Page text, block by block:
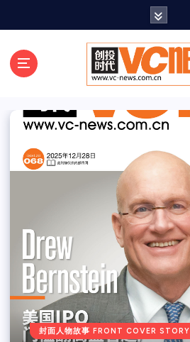
封面人物故事 FRONT COVER STORY
封面人物故事 FRONT COVER STORY
封面人物故事 FRONT COVER STORY
封面人物故事 FRONT COVER STORY
封面人物故事 FRONT COVER STORY
封面人物故事 FRONT COVER STORY
封面人物故事 FRONT COVER STORY
封面人物故事 FRONT COVER STORY
封面人物故事 FRONT COVER STORY
封面人物故事 FRONT COVER STORY
封面人物故事 FRONT COVER STORY
封面人物故事 FRONT COVER STORY
封面人物故事 FRONT COVER STORY
封面人物故事 FRONT COVER STORY
封面人物故事 FRONT COVER STORY
封面人物故事 FRONT COVER STORY
封面人物故事 FRONT COVER STORY
封面人物故事 FRONT COVER STORY
封面人物故事 FRONT COVER STORY
封面人物故事 FRONT COVER STORY
封面人物故事 FRONT COVER STORY
封面人物故事 FRONT COVER STORY
封面人物故事 FRONT COVER STORY
封面人物故事 FRONT COVER STORY
封面人物故事 FRONT COVER STORY
封面人物故事 FRONT COVER STORY
封面人物故事 FRONT COVER STORY
封面人物故事 FRONT COVER STORY
封面人物故事 FRONT COVER STORY
封面人物故事 FRONT COVER STORY
封面人物故事 FRONT COVER STORY
封面人物故事 FRONT COVER STORY
封面人物故事 FRONT COVER STORY
封面人物故事 FRONT COVER STORY
封面人物故事 FRONT COVER STORY
封面人物故事 FRONT COVER STORY
封面人物故事 FRONT COVER STORY
封面人物故事 FRONT COVER STORY
封面人物故事 FRONT COVER STORY
封面人物故事 FRONT COVER STORY
封面人物故事 FRONT COVER STORY
封面人物故事 FRONT COVER STORY
封面人物故事 FRONT COVER STORY
封面人物故事 FRONT COVER STORY
封面人物故事 FRONT COVER STORY
封面人物故事 FRONT COVER STORY
封面人物故事 FRONT COVER STORY